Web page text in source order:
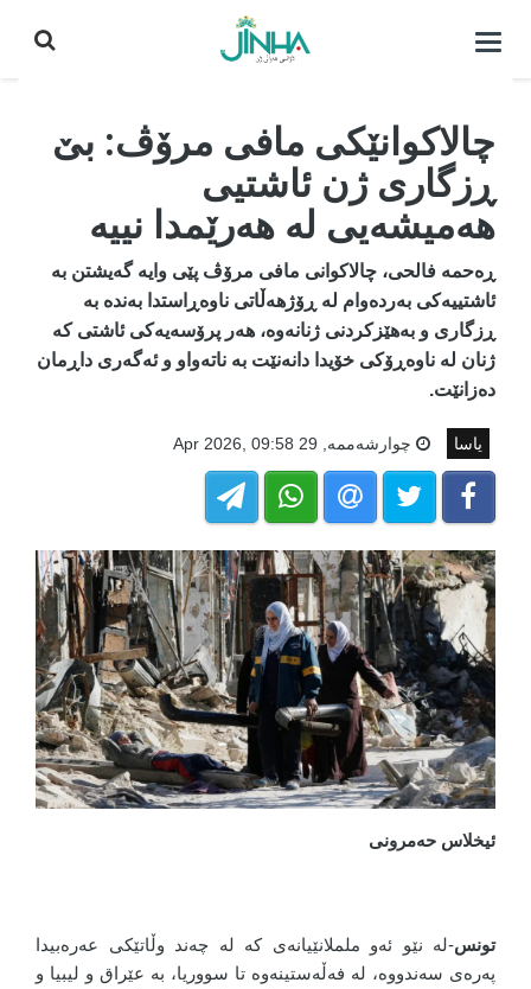
كردنه‌وه‌ی
چالاکوانێکی مافی مرۆڤ: بێ
ڕزگاری ژن ئاشتیی
هەمیشەیی لە هەرێمدا نییە
ڕەحمە فالحی، چالاکوانی مافی مرۆڤ پێی وایە گەیشتن بە
ئاشتییەکی بەردەوام لە ڕۆژهەڵاتی ناوەڕاستدا بەندە بە
ڕزگاری و بەهێزکردنی ژنانەوە، هەر پرۆسەیەکی ئاشتی کە
ژنان لە ناوەڕۆکی خۆیدا دانەنێت بە ناتەواو و ئەگەری داڕمان
دەزانێت.
یاسا چوارشه‌ممه‌, 29 Apr 2026, 09:58
ئیخلاس حەمرونی
تونس-لە نێو ئەو ململانێیانەی کە لە چەند وڵاتێکی عەرەبیدا
پەرەی سەندووە، لە فەڵەستینەوە تا سووریا، بە عێراق و لیبیا و